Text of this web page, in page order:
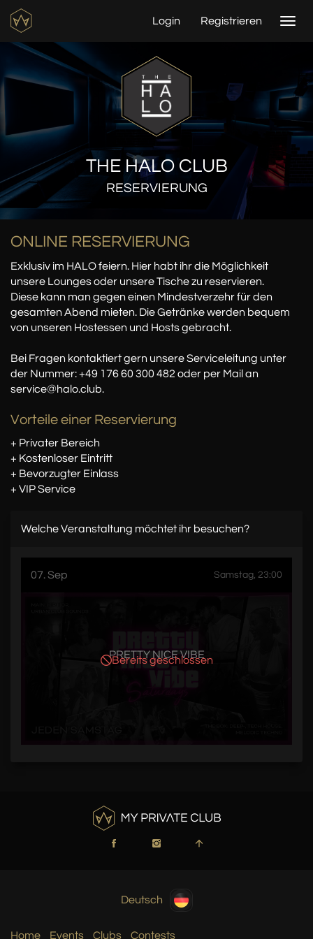
Login Registrieren
THE HALO CLUB
RESERVIERUNG
ONLINE RESERVIERUNG
Exklusiv im HALO feiern. Hier habt ihr die Möglichkeit
unsere Lounges oder unsere Tische zu reservieren.
Diese kann man gegen einen Mindestverzehr für den
gesamten Abend mieten. Die Getränke werden bequem
von unseren Hostessen und Hosts gebracht.
Bei Fragen kontaktiert gern unsere Serviceleitung unter
der Nummer: +49 176 60 300 482 oder per Mail an
service@halo.club.
Vorteile einer Reservierung
+ Privater Bereich
+ Kostenloser Eintritt
+ Bevorzugter Einlass
+ VIP Service
Welche Veranstaltung möchtet ihr besuchen?
07. Sep Samstag, 23:00
PRETTY NICE VIBE
Bereits geschlossen
Deutsch
Home Events Clubs Contests